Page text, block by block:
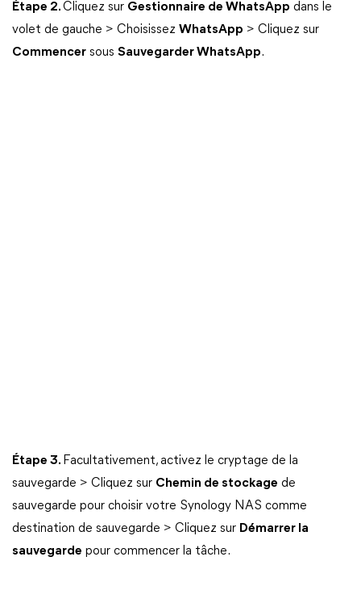
Étape 2.Cliquez sur Gestionnaire de WhatsApp dans le
volet de gauche > Choisissez WhatsApp > Cliquez sur
Commencer sous Sauvegarder WhatsApp.
Étape 3. Facultativement, activez le cryptage de la
sauvegarde > Cliquez sur Chemin de stockage de
sauvegarde pour choisir votre Synology NAS comme
destination de sauvegarde > Cliquez sur Démarrer la
sauvegarde pour commencer la tâche.